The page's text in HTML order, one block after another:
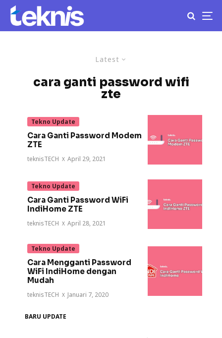
Latest
cara ganti password wifi
zte
Tekno Update
Cara Ganti Password Modem
ZTE
teknisTECH · April 29, 2021
Tekno Update
Cara Ganti Password WiFi
IndiHome ZTE
teknisTECH · April 28, 2021
Tekno Update
Cara Mengganti Password
WiFi IndiHome dengan
Mudah
teknisTECH · Januari 7, 2020
BARU UPDATE